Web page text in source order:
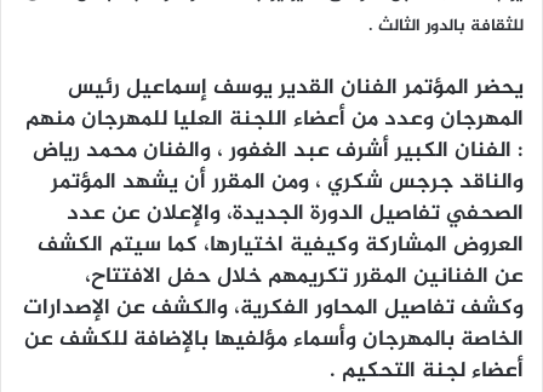
للثقافة بالدور الثالث .
يحضر المؤتمر الفنان القدير يوسف إسماعيل رئيس
المهرجان وعدد من أعضاء اللجنة العليا للمهرجان منهم
: الفنان الكبير أشرف عبد الغفور ، والفنان محمد رياض
والناقد جرجس شكري ، ومن المقرر أن يشهد المؤتمر
الصحفي تفاصيل الدورة الجديدة، والإعلان عن عدد
العروض المشاركة وكيفية اختيارها، كما سيتم الكشف
عن الفنانين المقرر تكريمهم خلال حفل الافتتاح،
وكشف تفاصيل المحاور الفكرية، والكشف عن الإصدارات
الخاصة بالمهرجان وأسماء مؤلفيها بالإضافة للكشف عن
أعضاء لجنة التحكيم .